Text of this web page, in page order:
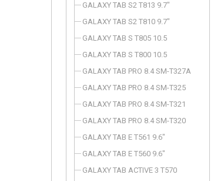
GALAXY TAB S2 T813 9.7"
GALAXY TAB S2 T810 9.7"
GALAXY TAB S T805 10.5
GALAXY TAB S T800 10.5
GALAXY TAB PRO 8.4 SM-T327A
GALAXY TAB PRO 8.4 SM-T325
GALAXY TAB PRO 8.4 SM-T321
GALAXY TAB PRO 8.4 SM-T320
GALAXY TAB E T561 9.6"
GALAXY TAB E T560 9.6"
GALAXY TAB ACTIVE 3 T570